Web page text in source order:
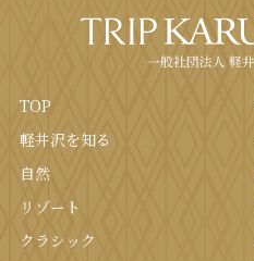
TOP
軽井沢を知る
⾃然
リゾート
クラシック